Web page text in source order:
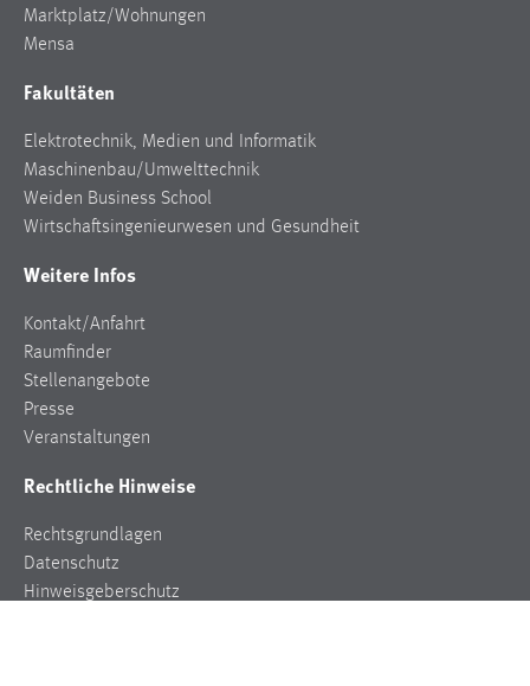
Marktplatz/Wohnungen
Mensa
Fakultäten
Elektrotechnik, Medien und Informatik
Maschinenbau/Umwelttechnik
Weiden Business School
Wirtschaftsingenieurwesen und Gesundheit
Weitere Infos
Kontakt/Anfahrt
Raumfinder
Stellenangebote
Presse
Veranstaltungen
Rechtliche Hinweise
Rechtsgrundlagen
Datenschutz
Hinweisgeberschutz
EXTERNE MEDIEN
Um Inhalte von Videoplattformen und Social Media
Plattformen anzeigen zu können, werden von diesen
YouTube
Vimeo